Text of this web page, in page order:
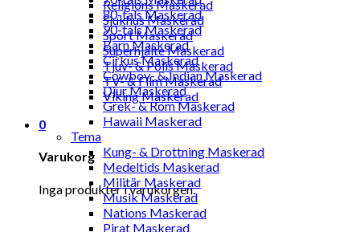
Religions Maskerad
Sjukhus Maskerad
Sport Maskerad
Superhjälte Maskerad
Tjuv- & Polis Maskerad
TV- & Film Maskerad
Viking Maskerad
0
Varukorg
Inga produkter i varukorgen.
80-tals Maskerad
90-tals Maskerad
Barn Maskerad
Cirkus Maskerad
Cowboy- & Indian Maskerad
Djur Maskerad
Grek- & Rom Maskerad
Hawaii Maskerad
Tema
Kung- & Drottning Maskerad
Medeltids Maskerad
Militär Maskerad
Musik Maskerad
Nations Maskerad
Pirat Maskerad